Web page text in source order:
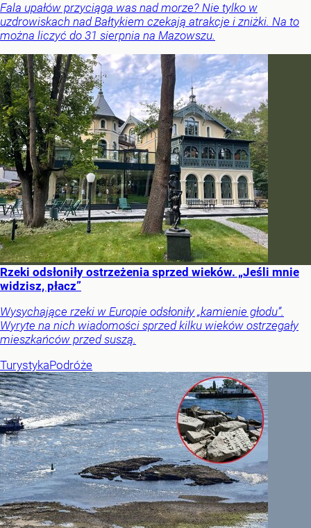
Fala upałów przyciąga was nad morze? Nie tylko w
uzdrowiskach nad Bałtykiem czekają atrakcje i zniżki. Na to
można liczyć do 31 sierpnia na Mazowszu.
Rzeki odsłoniły ostrzeżenia sprzed wieków. „Jeśli mnie
widzisz, płacz”
Wysychające rzeki w Europie odsłoniły „kamienie głodu”.
Wyryte na nich wiadomości sprzed kilku wieków ostrzegały
mieszkańców przed suszą.
TurystykaPodróże